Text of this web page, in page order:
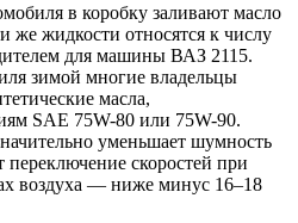
в коробку заливают масло
жидкости относятся к числу
для машины ВАЗ 2115.
зимой многие владельцы
масла,
SAE 75W-80 или 75W-90.
уменьшает шумность
переключение скоростей при
воздуха — ниже минус 16–18